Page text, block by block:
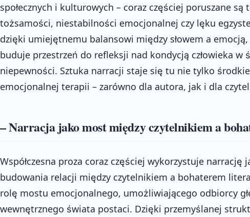
społecznych i kulturowych – coraz częściej poruszane
tożsamości, niestabilności emocjonalnej czy lęku
dzięki umiejętnemu balansowi między słowem a emocją,
buduje przestrzeń do refleksji nad kondycją człowieka w
niepewności. Sztuka narracji staje się tu nie tylko
emocjonalnej terapii – zarówno dla autora, jak i dla
– Narracja jako most między czytelnikiem a
Współczesna proza coraz częściej wykorzystuje narrację
budowania relacji między czytelnikiem a bohaterem
rolę mostu emocjonalnego, umożliwiającego odbiorcy
wewnętrznego świata postaci. Dzięki przemyślanej